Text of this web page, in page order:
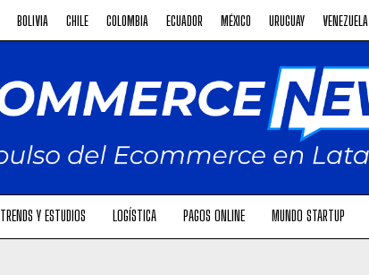
BOLIVIA CHILE COLOMBIA ECUADOR MÉXICO URUGUAY VENEZUELA
TRENDS Y ESTUDIOS LOGÍSTICA PAGOS ONLINE MUNDO STARTUP